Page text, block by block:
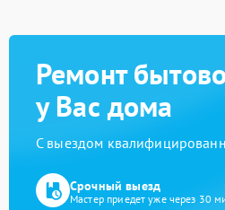
Ремонт
у Вас дома
С выездом
Срочный выезд
Мастер приедет уже через 30